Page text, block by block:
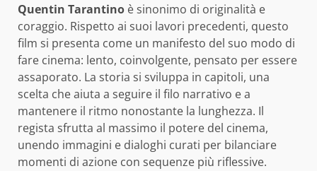
Quentin Tarantino è sinonimo di originalità e
coraggio. Rispetto ai suoi lavori precedenti, questo
film si presenta come un manifesto del suo modo di
fare cinema: lento, coinvolgente, pensato per essere
assaporato. La storia si sviluppa in capitoli, una
scelta che aiuta a seguire il filo narrativo e a
mantenere il ritmo nonostante la lunghezza. Il
regista sfrutta al massimo il potere del cinema,
unendo immagini e dialoghi curati per bilanciare
momenti di azione con sequenze più riflessive.